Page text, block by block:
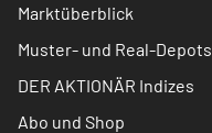
Marktüberblick
Muster- und Real-Depots
DER AKTIONÄR Indizes
Abo und Shop